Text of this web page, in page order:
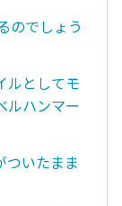
のでしょう
ルとしてモ
ルハンマー
ついたまま